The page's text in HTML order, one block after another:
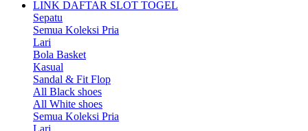
LINK DAFTAR SLOT TOGEL
Sepatu
Semua Koleksi Pria
Lari
Bola Basket
Kasual
Sandal & Fit Flop
All Black shoes
All White shoes
Semua Koleksi Pria
Lari